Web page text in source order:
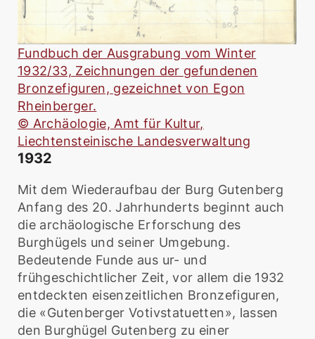
Fundbuch der Ausgrabung vom Winter
1932/33, Zeichnungen der gefundenen
Bronzefiguren, gezeichnet von Egon
Rheinberger.
© Archäologie, Amt für Kultur,
Liechtensteinische Landesverwaltung
1932
Mit dem Wiederaufbau der Burg Gutenberg
Anfang des 20. Jahrhunderts beginnt auch
die archäologische Erforschung des
Burghügels und seiner Umgebung.
Bedeutende Funde aus ur- und
frühgeschichtlicher Zeit, vor allem die 1932
entdeckten eisenzeitlichen Bronzefiguren,
die «Gutenberger Votivstatuetten», lassen
den Burghügel Gutenberg zu einer